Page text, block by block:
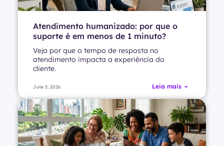
Atendimento humanizado: por que o
suporte é em menos de 1 minuto?
Veja por que o tempo de resposta no
atendimento impacta a experiência do
cliente.
June 3, 2026 Leia mais